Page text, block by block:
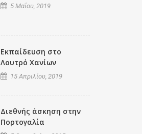
5 Μαΐου, 2019
Εκπαίδευση στο
Λουτρό Χανίων
15 Απριλίου, 2019
Διεθνής άσκηση στην
Πορτογαλία